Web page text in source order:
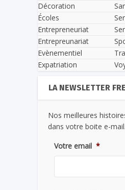
Décoration
Écoles
Entrepreneuriat
Entrepreunariat
Evènementiel
Expatriation
LA NEWSLETTER
Nos meilleures
dans votre boite e-mail.
Votre email *